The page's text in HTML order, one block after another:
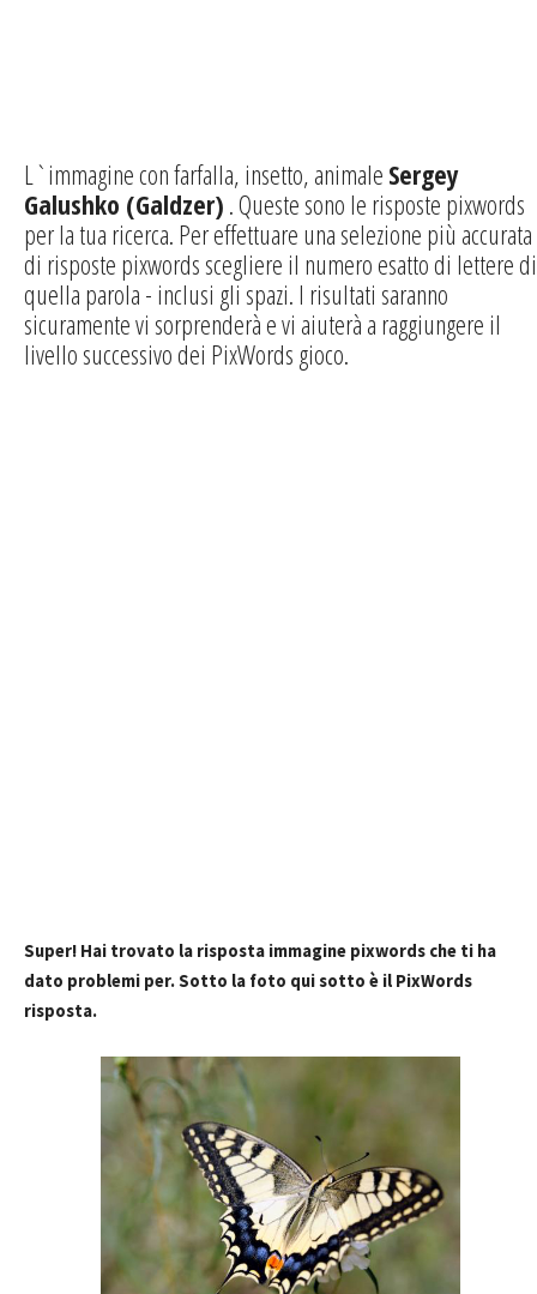
L`immagine con farfalla, insetto, animale Sergey
Galushko (Galdzer) . Queste sono le risposte pixwords
per la tua ricerca. Per effettuare una selezione più accurata
di risposte pixwords scegliere il numero esatto di lettere di
quella parola - inclusi gli spazi. I risultati saranno
sicuramente vi sorprenderà e vi aiuterà a raggiungere il
livello successivo dei PixWords gioco.
Super! Hai trovato la risposta immagine pixwords che ti ha
dato problemi per. Sotto la foto qui sotto è il PixWords
risposta.